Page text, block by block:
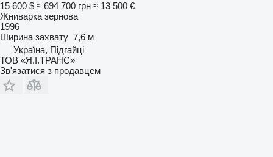
15 600 $ ≈ 694 700 грн ≈ 13 500 €
Жниварка зернова
1996
Ширина захвату 7,6 м
Україна, Підгайці
ТОВ «Я.І.ТРАНС»
Зв'язатися з продавцем